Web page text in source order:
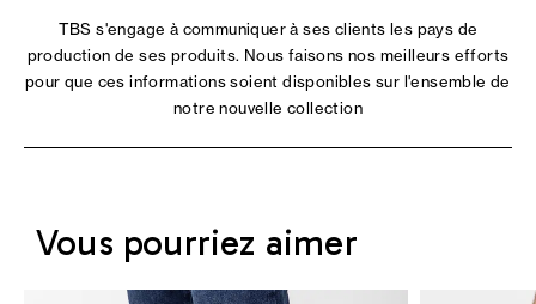
TBS s'engage à communiquer à ses clients les pays de
production de ses produits. Nous faisons nos meilleurs efforts
pour que ces informations soient disponibles sur l'ensemble de
notre nouvelle collection
Vous pourriez aimer